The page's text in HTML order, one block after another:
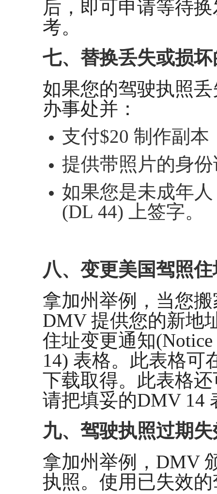
后，即可申请等待
考。
七、替换丢失或损
如果您的驾驶执照
办事处并：
支付$20 制作副本
提供带照片的身
如果您是未成年
(DL 44) 上签字。
八、变更美国驾照住
拿加州举例，当您
DMV 提供您的新地
住址变更通知(Notice
14) 表格。此表格可
下载取得。此表格
请把填妥的DMV 14
九、驾驶执照过期失
拿加州举例，DMV
执照。使用已失效